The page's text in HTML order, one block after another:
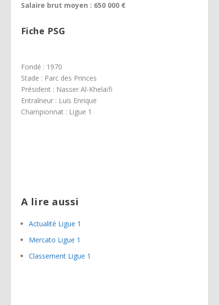
Salaire brut moyen : 650 000 €
Fiche PSG
Fondé : 1970
Stade : Parc des Princes
Président : Nasser Al-Khelaïfi
Entraîneur : Luis Enrique
Championnat : Ligue 1
A lire aussi
Actualité Ligue 1
Mercato Ligue 1
Classement Ligue 1